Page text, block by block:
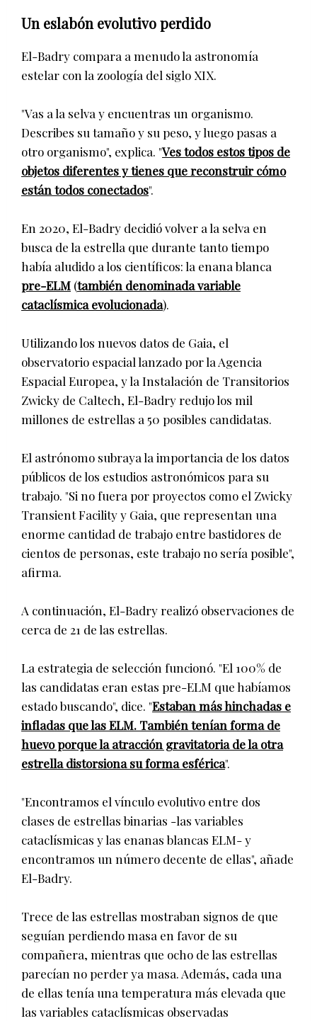
Un eslabón evolutivo perdido
El-Badry compara a menudo la astronomía
estelar con la zoología del siglo XIX.
"Vas a la selva y encuentras un organismo.
Describes su tamaño y su peso, y luego pasas a
otro organismo", explica. "Ves todos estos tipos de
objetos diferentes y tienes que reconstruir cómo
están todos conectados".
En 2020, El-Badry decidió volver a la selva en
busca de la estrella que durante tanto tiempo
había aludido a los científicos: la enana blanca
pre-ELM (también denominada variable
cataclísmica evolucionada).
Utilizando los nuevos datos de Gaia, el
observatorio espacial lanzado por la Agencia
Espacial Europea, y la Instalación de Transitorios
Zwicky de Caltech, El-Badry redujo los mil
millones de estrellas a 50 posibles candidatas.
El astrónomo subraya la importancia de los datos
públicos de los estudios astronómicos para su
trabajo. "Si no fuera por proyectos como el Zwicky
Transient Facility y Gaia, que representan una
enorme cantidad de trabajo entre bastidores de
cientos de personas, este trabajo no sería posible",
afirma.
A continuación, El-Badry realizó observaciones de
cerca de 21 de las estrellas.
La estrategia de selección funcionó. "El 100% de
las candidatas eran estas pre-ELM que habíamos
estado buscando", dice. "Estaban más hinchadas e
infladas que las ELM. También tenían forma de
huevo porque la atracción gravitatoria de la otra
estrella distorsiona su forma esférica".
"Encontramos el vínculo evolutivo entre dos
clases de estrellas binarias -las variables
cataclísmicas y las enanas blancas ELM- y
encontramos un número decente de ellas", añade
El-Badry.
Trece de las estrellas mostraban signos de que
seguían perdiendo masa en favor de su
compañera, mientras que ocho de las estrellas
parecían no perder ya masa. Además, cada una
de ellas tenía una temperatura más elevada que
las variables cataclísmicas observadas